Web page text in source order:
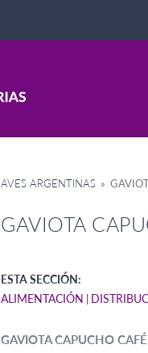
AVES ARGENTINAS »
GAVIOTA
ESTA SECCIÓN:
ALIMENTACIÓN
GAVIOTA CAPUCHO CAFÉ